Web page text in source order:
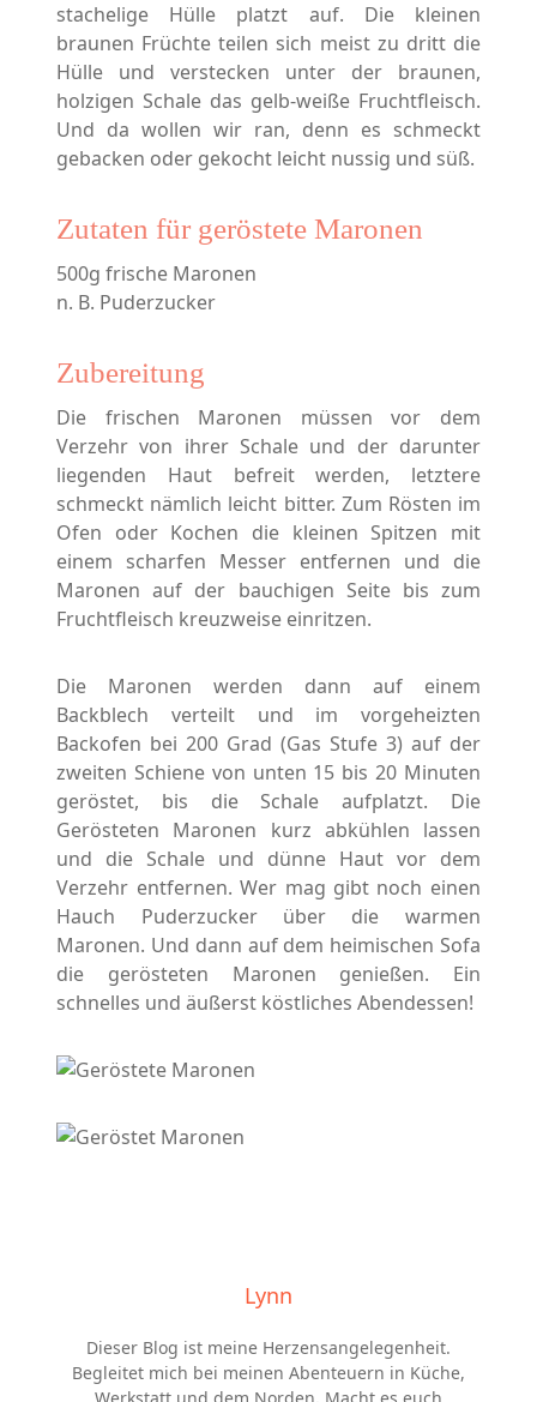
stachelige Hülle platzt auf. Die kleinen
braunen Früchte teilen sich meist zu dritt die
Hülle und verstecken unter der braunen,
holzigen Schale das gelb-weiße Fruchtfleisch.
Und da wollen wir ran, denn es schmeckt
gebacken oder gekocht leicht nussig und süß.
Zutaten für geröstete Maronen
500g frische Maronen
n. B. Puderzucker
Zubereitung
Die frischen Maronen müssen vor dem
Verzehr von ihrer Schale und der darunter
liegenden Haut befreit werden, letztere
schmeckt nämlich leicht bitter. Zum Rösten im
Ofen oder Kochen die kleinen Spitzen mit
einem scharfen Messer entfernen und die
Maronen auf der bauchigen Seite bis zum
Fruchtfleisch kreuzweise einritzen.
Die Maronen werden dann auf einem
Backblech verteilt und im vorgeheizten
Backofen bei 200 Grad (Gas Stufe 3) auf der
zweiten Schiene von unten 15 bis 20 Minuten
geröstet, bis die Schale aufplatzt. Die
Gerösteten Maronen kurz abkühlen lassen
und die Schale und dünne Haut vor dem
Verzehr entfernen. Wer mag gibt noch einen
Hauch Puderzucker über die warmen
Maronen. Und dann auf dem heimischen Sofa
die gerösteten Maronen genießen. Ein
schnelles und äußerst köstliches Abendessen!
Lynn
Dieser Blog ist meine Herzensangelegenheit.
Begleitet mich bei meinen Abenteuern in Küche,